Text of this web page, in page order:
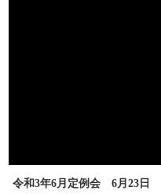
令和3年6月定例会 6月23日